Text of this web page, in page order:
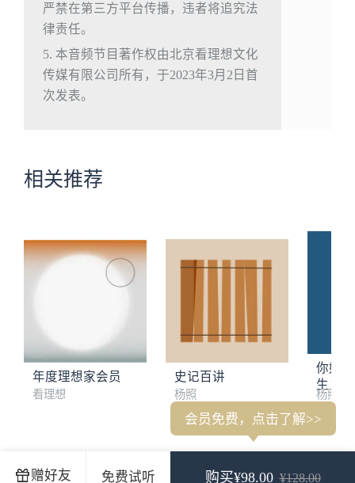
赠好友 免费试听 购买¥98.00 ¥128.00
会员免费，点击了解>>
严禁在第三方平台传播，违者将追究法
律责任。
5. 本音频节目著作权由北京看理想文化
传媒有限公司所有，于2023年3月2日首
次发表。
相关推荐
年度理想家会员
看理想
史记百讲
杨照
你好
生：
造的
杨照
梁文道：中国文化碰到现